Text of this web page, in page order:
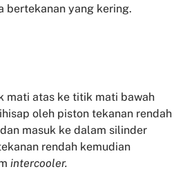
bertekanan yang kering.
mati atas ke titik mati bawah
oleh piston tekanan rendah
masuk ke dalam silinder
rendah kemudian
intercooler.